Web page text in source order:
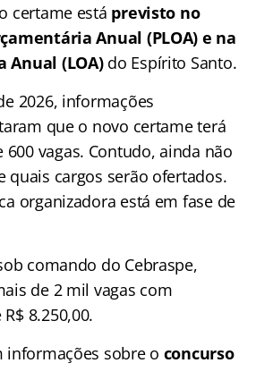
certame está previsto no
Anual (PLOA) e na
Anual (LOA)do Espírito Santo.
2026, informações
que o novo certame terá
vagas. Contudo, ainda não
quais cargos serão ofertados.
organizadora está em fase de
comando do Cebraspe,
de 2 mil vagas com
8.250,00.
informações sobre o concurso